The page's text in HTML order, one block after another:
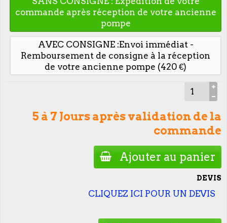
commande après réception de votre ancienne
pompe
AVEC CONSIGNE :Envoi immédiat -
Remboursement de consigne à la réception
de votre ancienne pompe (420 €)
5 à 7 Jours après validation de la
commande
Ajouter au panier
DEVIS
CLIQUEZ ICI POUR UN DEVIS